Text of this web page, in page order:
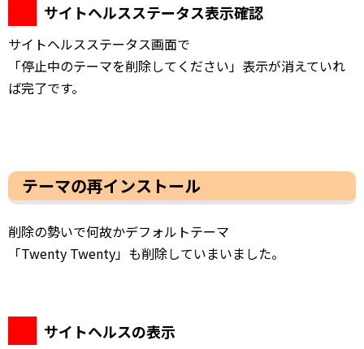
サイトヘルスステータス表示確認
サイトヘルスステータス画面で
「停止中のテーマを削除してください」表示が消えていれ
ば完了です。
テーマの再インストール
削除の勢いで何故かデフォルトテーマ
「Twenty Twenty」も削除していまいました。
サイトヘルスの表示